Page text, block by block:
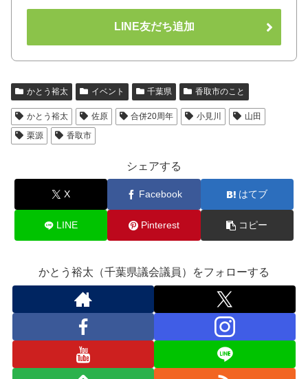
LINE友だち追加
かとう裕太 イベント 千葉県 香取市のこと
かとう裕太 佐原 合併20周年 小見川
山田
栗源
香取市
シェアする
X Facebook はてブ
LINE Pinterest コピー
かとう裕太（千葉県議会議員）をフォローする